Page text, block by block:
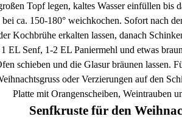
Topf legen, kaltes Wasser einfüllen
ca. 150-180° weichkochen. Sofort nach
Kochbrühe erkalten lassen, danach
Senf, 1-2 EL Paniermehl und etwas
schieben und die Glasur bräunen lassen.
oder Verzierungen auf den
Platte mit Orangenscheiben, Weintrauben
Senfkruste für den